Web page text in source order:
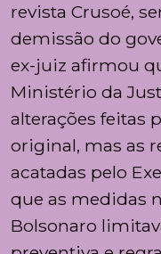
revista Crusoé,
demissão do
ex-juiz afirmou
Ministério da
alterações feitas
original, mas as
acatadas pelo
que as medidas
Bolsonaro